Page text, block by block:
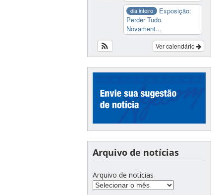
dia inteiro
Exposição:
Perder Tudo.
Novament...
Ver calendário
Arquivo de notícias
Arquivo de notícias